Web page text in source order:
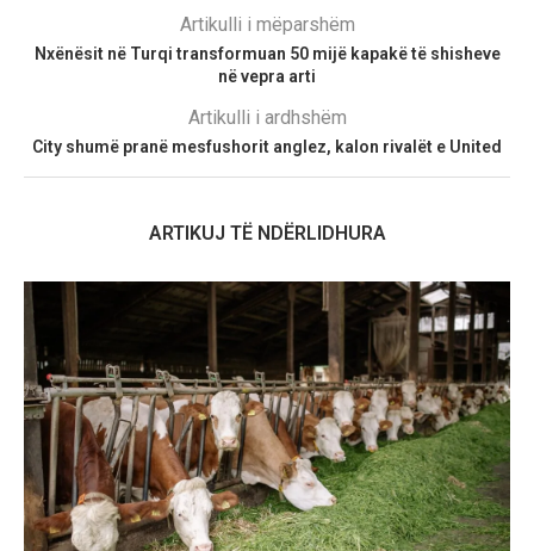
Artikulli i mëparshëm
Nxënësit në Turqi transformuan 50 mijë kapakë të shisheve
në vepra arti
Artikulli i ardhshëm
City shumë pranë mesfushorit anglez, kalon rivalët e United
ARTIKUJ TË NDËRLIDHURA